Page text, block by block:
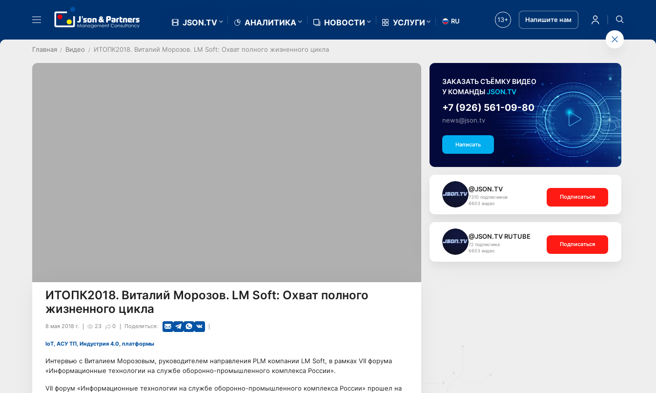
JSON.TV АНАЛИТИКА НОВОСТИ УСЛУГИ RU 13+ Напишите нам
Главная Видео ИТОПК2018. Виталий Морозов. LM Soft: Охват полного жизненного цикла
ИТОПК2018. Виталий Морозов. LM Soft: Охват полного
жизненного цикла
23 0
8 мая 2018 г. Поделиться:
IoT, АСУ ТП, Индустрия 4.0, платформы
Интервью с Виталием Морозовым, руководителем направления PLM компании LM Soft, в рамках VII форума
«Информационные технологии на службе оборонно-промышленного комплекса России».
VII форум «Информационные технологии на службе оборонно-промышленного комплекса России» прошел на
ЗАКАЗАТЬ СЪЁМКУ ВИДЕО
У КОМАНДЫJSON.TV
+7 (926) 561-09-80
news@json.tv
Написать
@JSON.TV
7310 подписчиков
6603 видео
Подписаться
@JSON.TV RUTUBE
72 подписчика
6603 видео
Подписаться